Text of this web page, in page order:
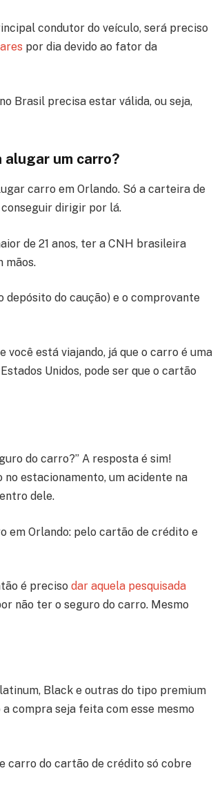
condutor do veículo, será preciso
por dia devido ao fator da
Brasil precisa estar válida, ou seja,
alugar um carro?
carro em Orlando. Só a carteira de
dirigir por lá.
de 21 anos, ter a CNH brasileira
mãos.
depósito do caução) e o comprovante
você está viajando, já que o carro é uma
Unidos, pode ser que o cartão
do carro?” A resposta é sim!
estacionamento, um acidente na
dele.
em Orlando: pelo cartão de crédito e
é preciso dar aquela pesquisada
não ter o seguro do carro. Mesmo
Black e outras do tipo premium
compra seja feita com esse mesmo
carro do cartão de crédito só cobre